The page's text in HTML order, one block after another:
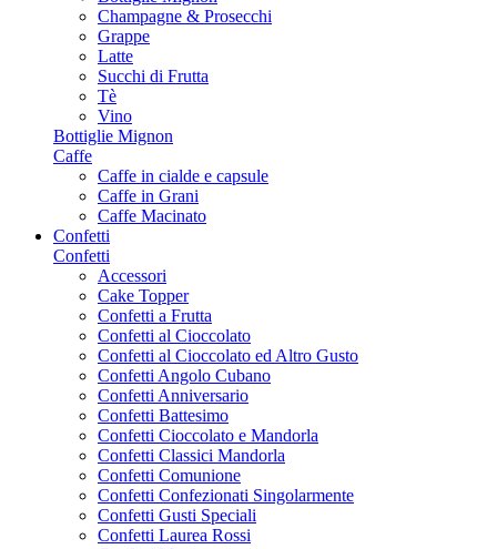
Champagne & Prosecchi
Grappe
Latte
Succhi di Frutta
Tè
Vino
Bottiglie Mignon
Caffe
Caffe in cialde e capsule
Caffe in Grani
Caffe Macinato
Confetti
Confetti
Accessori
Cake Topper
Confetti a Frutta
Confetti al Cioccolato
Confetti al Cioccolato ed Altro Gusto
Confetti Angolo Cubano
Confetti Anniversario
Confetti Battesimo
Confetti Cioccolato e Mandorla
Confetti Classici Mandorla
Confetti Comunione
Confetti Confezionati Singolarmente
Confetti Gusti Speciali
Confetti Laurea Rossi